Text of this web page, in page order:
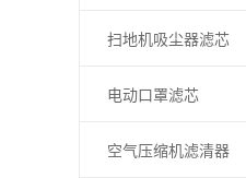
扫地机吸尘器滤芯
电动口罩滤芯
空气压缩机滤清器